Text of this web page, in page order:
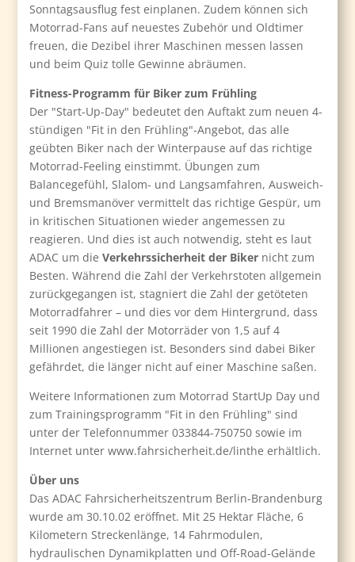
Sonntagsausflug fest einplanen. Zudem können sich
Motorrad-Fans auf neuestes Zubehör und Oldtimer
freuen, die Dezibel ihrer Maschinen messen lassen
und beim Quiz tolle Gewinne abräumen.
Fitness-Programm für Biker zum Frühling
Der "Start-Up-Day" bedeutet den Auftakt zum neuen 4-
stündigen "Fit in den Frühling"-Angebot, das alle
geübten Biker nach der Winterpause auf das richtige
Motorrad-Feeling einstimmt. Übungen zum
Balancegefühl, Slalom- und Langsamfahren, Ausweich-
und Bremsmanöver vermittelt das richtige Gespür, um
in kritischen Situationen wieder angemessen zu
reagieren. Und dies ist auch notwendig, steht es laut
ADAC um dieVerkehrssicherheit der Biker nicht zum
Besten. Während die Zahl der Verkehrstoten allgemein
zurückgegangen ist, stagniert die Zahl der getöteten
Motorradfahrer – und dies vor dem Hintergrund, dass
seit 1990 die Zahl der Motorräder von 1,5 auf 4
Millionen angestiegen ist. Besonders sind dabei Biker
gefährdet, die länger nicht auf einer Maschine saßen.
Weitere Informationen zum Motorrad StartUp Day und
zum Trainingsprogramm "Fit in den Frühling" sind
unter der Telefonnummer 033844-750750 sowie im
Internet unter www.fahrsicherheit.de/linthe erhältlich.
Über uns
Das ADAC Fahrsicherheitszentrum Berlin-Brandenburg
wurde am 30.10.02 eröffnet. Mit 25 Hektar Fläche, 6
Kilometern Streckenlänge, 14 Fahrmodulen,
hydraulischen Dynamikplatten und Off-Road-Gelände